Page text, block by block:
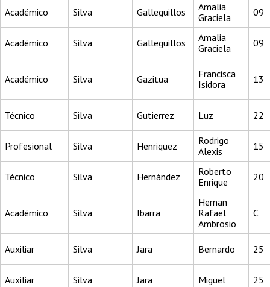
Académico Silva Galleguillos
Amalia
Graciela
09
Académico Silva Galleguillos
Amalia
Graciela
09
Académico Silva Gazitua
Francisca
Isidora
13
Técnico Silva Gutierrez Luz 22
Profesional Silva Henriquez
Rodrigo
Alexis
15
Técnico Silva Hernández
Roberto
Enrique
20
Académico Silva Ibarra
Hernan
Rafael
Ambrosio
C
Auxiliar Silva Jara Bernardo 25
Auxiliar Silva Jara Miguel 25